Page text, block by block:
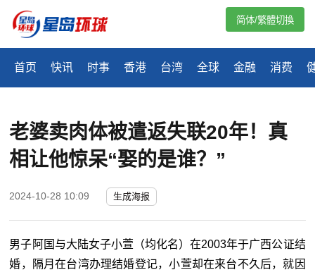
首页 快讯 时事 香港 台湾 全球 金融 消费
简体/繁體切換
老婆卖肉体被遣返失联20年！真
相让他惊呆“娶的是谁？”
2024-10-28 10:09 生成海报
男子阿国与大陆女子小萱（均化名）在2003年于广西公证结
婚，隔月在台湾办理结婚登记，小萱却在来台不久后，就因